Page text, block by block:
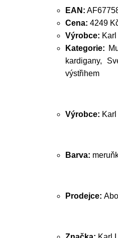
EAN:
Cena: 4249
Výrobce:
Kategorie:
kardigany,
výstřihem
Výrobce:
Barva:
Prodejce: